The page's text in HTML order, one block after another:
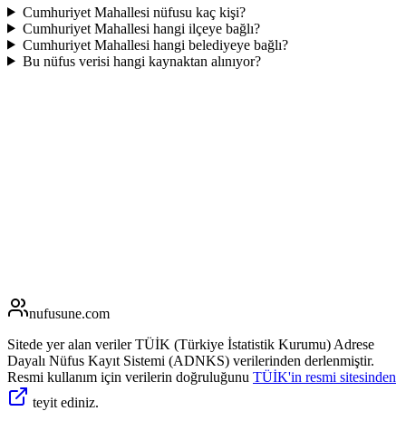
Cumhuriyet Mahallesi nüfusu kaç kişi?
Cumhuriyet Mahallesi hangi ilçeye bağlı?
Cumhuriyet Mahallesi hangi belediyeye bağlı?
Bu nüfus verisi hangi kaynaktan alınıyor?
nufusune.com
Sitede yer alan veriler TÜİK (Türkiye İstatistik Kurumu) Adrese
Dayalı Nüfus Kayıt Sistemi (ADNKS) verilerinden derlenmiştir.
Resmi kullanım için verilerin doğruluğunu TÜİK'in resmi sitesinden
teyit ediniz.